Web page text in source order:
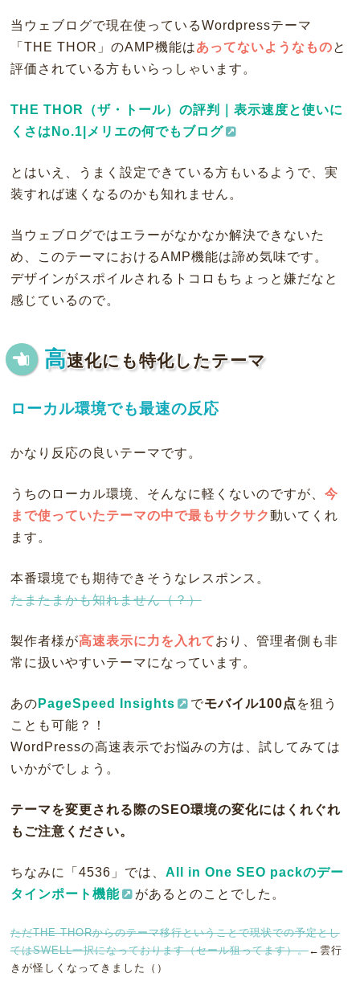
当ウェブログで現在使っているWordpressテーマ
「THE THOR」のAMP機能はあってないようなものと
評価されている方もいらっしゃいます。
THE THOR（ザ・トール）の評判｜表示速度と使いに
くさはNo.1|メリエの何でもブログ
とはいえ、うまく設定できている方もいるようで、実
装すれば速くなるのかも知れません。
当ウェブログではエラーがなかなか解決できないた
め、このテーマにおけるAMP機能は諦め気味です。
デザインがスポイルされるトコロもちょっと嫌だなと
感じているので。
高速化にも特化したテーマ
ローカル環境でも最速の反応
かなり反応の良いテーマです。
うちのローカル環境、そんなに軽くないのですが、 今
まで使っていたテーマの中で最もサクサク動いてくれ
ます。
本番環境でも期待できそうなレスポンス。
たまたまかも知れません（？）
製作者様が高速表示に力を入れており、管理者側も非
常に扱いやすいテーマになっています。
あの PageSpeed Insights でモバイル100点 を狙う
ことも可能？！
WordPressの高速表示でお悩みの方は、試してみては
いかがでしょう。
テーマを変更される際のSEO環境の変化にはくれぐれ
もご注意ください。
ちなみに「4536」では、 All in One SEO packのデー
タインポート機能
があるとのことでした。
ただTHE THORからのテーマ移行ということで現状での予定とし
てはSWELL一択になっております（セール狙ってます）。←雲行
きが怪しくなってきました（）